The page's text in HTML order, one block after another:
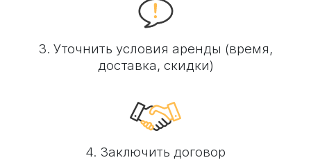
3. Уточнить условия аренды (время,
доставка, скидки)
4. Заключить договор